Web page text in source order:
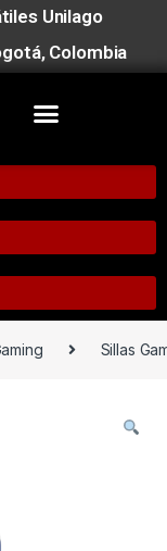
Unilago
Colombia
Sillas